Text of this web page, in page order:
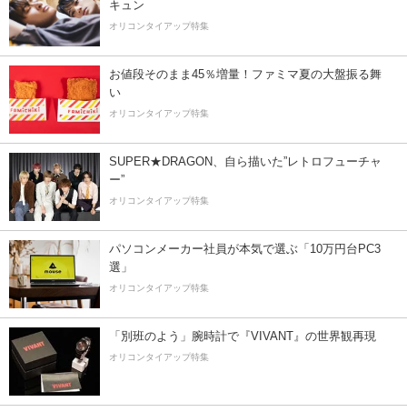
キュン
オリコンタイアップ特集
お値段そのまま45％増量！ファミマ夏の大盤振る舞
い
オリコンタイアップ特集
SUPER★DRAGON、自ら描いた”レトロフューチャ
ー”
オリコンタイアップ特集
パソコンメーカー社員が本気で選ぶ「10万円台PC3
選」
オリコンタイアップ特集
「別班のよう」腕時計で『VIVANT』の世界観再現
オリコンタイアップ特集